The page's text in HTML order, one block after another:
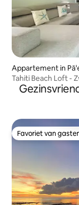
Appartement in
Tahiti Beach Loft -
strand
Favoriet van
Favoriet van